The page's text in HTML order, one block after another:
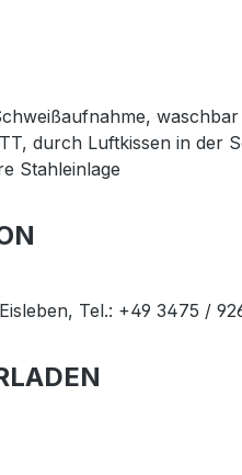
durch Luftkissen in der
Stahleinlage
Tel.: +49 3475 /